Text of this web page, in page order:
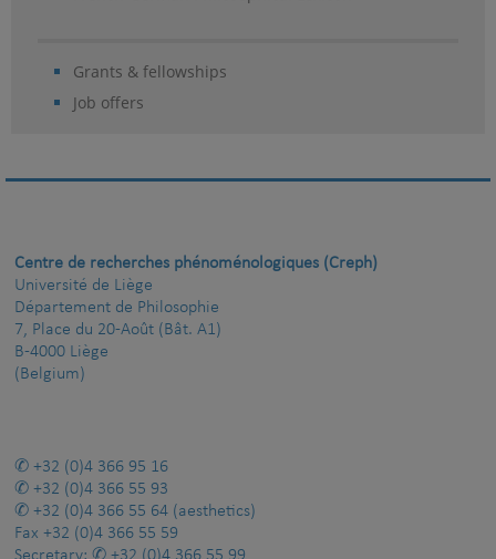
Grants & fellowships
Job offers
Centre de recherches phénoménologiques (Creph)
Université de Liège
Département de Philosophie
7, Place du 20-Août (Bât. A1)
B-4000 Liège
(Belgium)
+32 (0)4 366 95 16
+32 (0)4 366 55 93
+32 (0)4 366 55 64 (aesthetics)
Fax +32 (0)4 366 55 59